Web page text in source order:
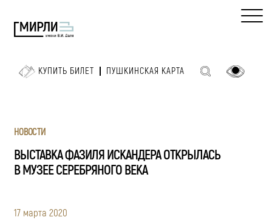
КУПИТЬ БИЛЕТ ПУШКИНСКАЯ КАРТА
НОВОСТИ
ВЫСТАВКА ФАЗИЛЯ ИСКАНДЕРА ОТКРЫЛАСЬ
В МУЗЕЕ СЕРЕБРЯНОГО ВЕКА
17 марта 2020